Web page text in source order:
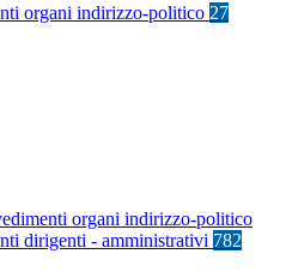
organi indirizzo-politico 27
organi indirizzo-politico
dirigenti - amministrativi 782